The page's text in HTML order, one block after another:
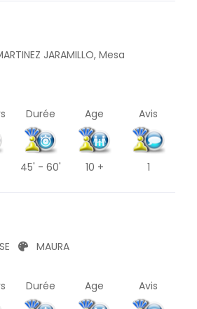
JARAMILLO, Mesa
Durée
45' - 60'
Age
10 +
Avis
1
MAURA
Durée Age Avis